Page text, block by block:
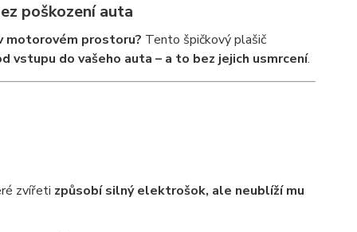
poškození auta
motorovém prostoru? Tento špičkový plašič
vstupu do vašeho auta – a to bez jejich usmrcení.
zvířeti způsobí silný elektrošok, ale neublíží mu